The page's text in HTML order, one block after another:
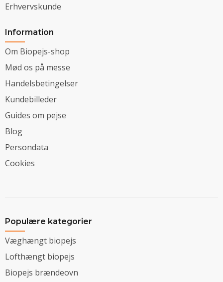
Erhvervskunde
Information
Om Biopejs-shop
Mød os på messe
Handelsbetingelser
Kundebilleder
Guides om pejse
Blog
Persondata
Cookies
Populære kategorier
Væghængt biopejs
Lofthængt biopejs
Biopejs brændeovn